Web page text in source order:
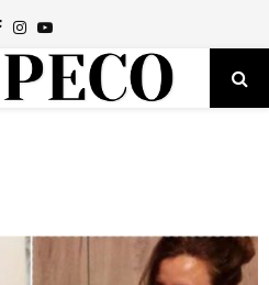
Facebook
Instagram
Youtube